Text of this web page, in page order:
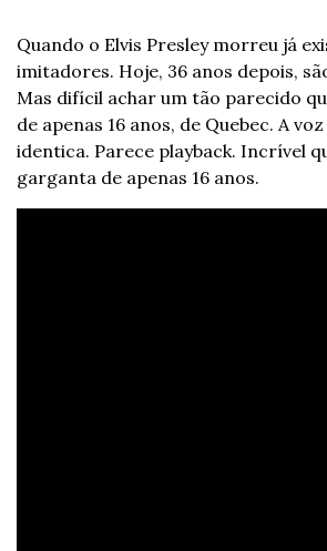
Quando o Elvis Presley morreu já
imitadores. Hoje, 36 anos depois,
Mas difícil achar um tão parecido
de apenas 16 anos, de Quebec. A
identica. Parece playback. Incrível
garganta de apenas 16 anos.